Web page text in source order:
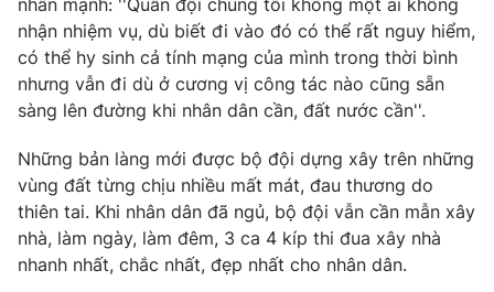
Ðiện thoại Thời báo VTV:024.66 897 897
Email: toasoan@vtv.vn
Liên hệ quảng cáo:
024-7300.7108
nhận nhiệm vụ, dù biết đi vào đó có thể rất nguy hiểm,
có thể hy sinh cả tính mạng của mình trong thời bình
nhưng vẫn đi dù ở cương vị công tác nào cũng sẵn
sàng lên đường khi nhân dân cần, đất nước cần''.
Những bản làng mới được bộ đội dựng xây trên những
vùng đất từng chịu nhiều mất mát, đau thương do
thiên tai. Khi nhân dân đã ngủ, bộ đội vẫn cần mẫn xây
nhà, làm ngày, làm đêm, 3 ca 4 kíp thi đua xây nhà
nhanh nhất, chắc nhất, đẹp nhất cho nhân dân.